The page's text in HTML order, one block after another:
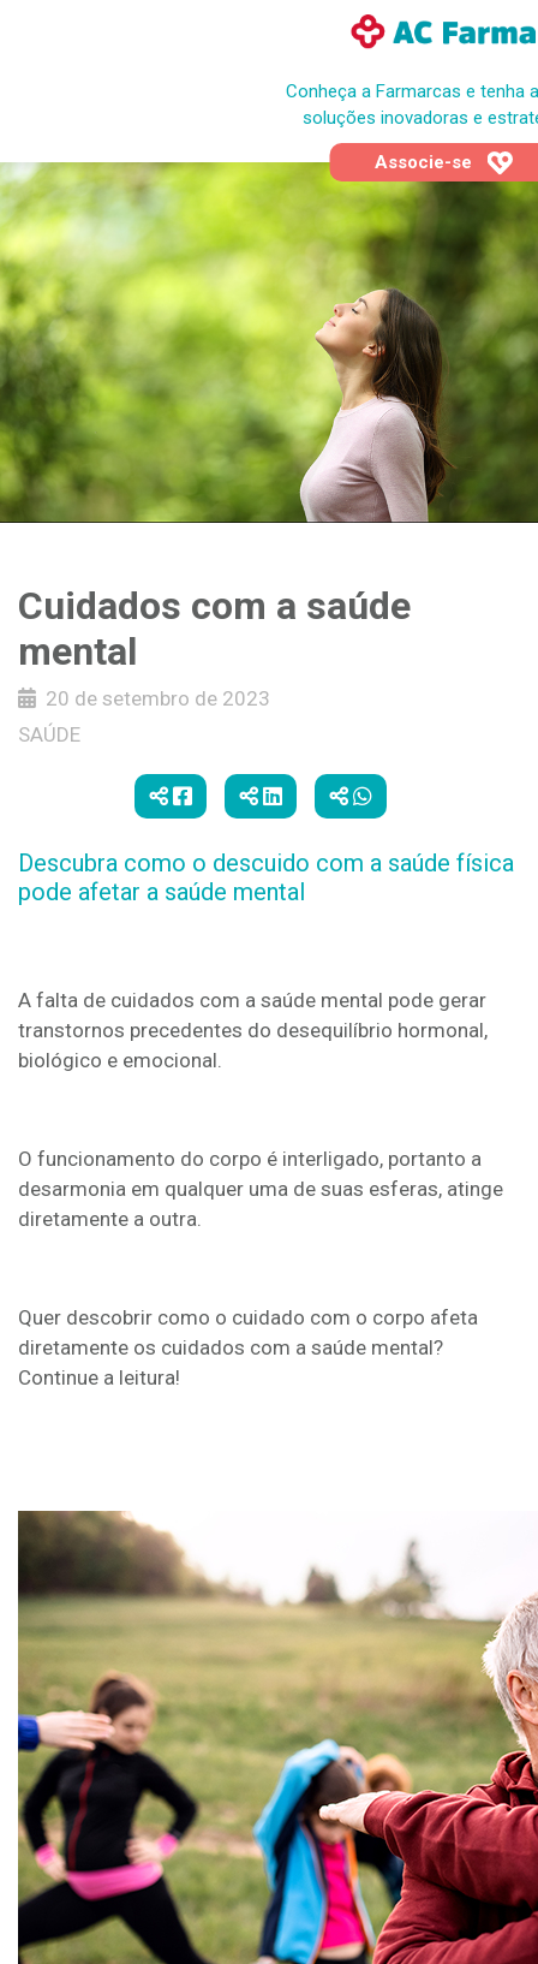
Conheça a Farmarcas e tenha
soluções inovadoras e
Associe-se
Cuidados com a saúde
mental
20 de setembro de 2023
SAÚDE
Descubra como o descuido com a saúde física
pode afetar a saúde mental
A falta de cuidados com a saúde mental pode gerar
transtornos precedentes do desequilíbrio hormonal,
biológico e emocional.
O funcionamento do corpo é interligado, portanto a
desarmonia em qualquer uma de suas esferas, atinge
diretamente a outra.
Quer descobrir como o cuidado com o corpo afeta
diretamente os cuidados com a saúde mental?
Continue a leitura!